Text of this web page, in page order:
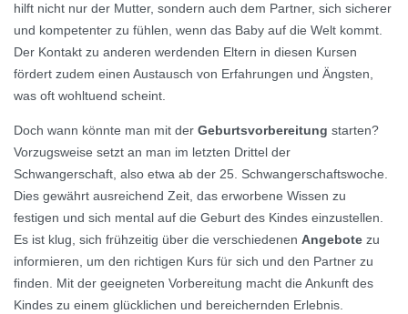
hilft nicht nur der Mutter, sondern auch dem Partner, sich sicherer
und kompetenter zu fühlen, wenn das Baby auf die Welt kommt.
Der Kontakt zu anderen werdenden Eltern in diesen Kursen
fördert zudem einen Austausch von Erfahrungen und Ängsten,
was oft wohltuend scheint.
Doch wann könnte man mit der Geburtsvorbereitung starten?
Vorzugsweise setzt an man im letzten Drittel der
Schwangerschaft, also etwa ab der 25. Schwangerschaftswoche.
Dies gewährt ausreichend Zeit, das erworbene Wissen zu
festigen und sich mental auf die Geburt des Kindes einzustellen.
Es ist klug, sich frühzeitig über die verschiedenen Angebote zu
informieren, um den richtigen Kurs für sich und den Partner zu
finden. Mit der geeigneten Vorbereitung macht die Ankunft des
Kindes zu einem glücklichen und bereichernden Erlebnis.